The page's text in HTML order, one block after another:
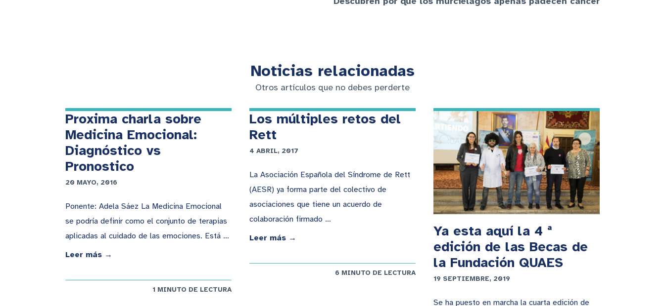
Noticias relacionadas
Otros artículos que no debes perderte
Proxima charla sobre
Medicina Emocional:
Diagnóstico vs
Pronostico
20 MAYO, 2016
Ponente: Adela Sáez La Medicina Emocional
se podría definir como el conjunto de terapias
aplicadas al cuidado de las emociones. Está …
Leer más →
1 MINUTO DE LECTURA
Los múltiples retos del
Rett
4 ABRIL, 2017
La Asociación Española del Síndrome de Rett
(AESR) ya forma parte del colectivo de
asociaciones que tiene un acuerdo de
colaboración firmado …
Leer más →
6 MINUTO DE LECTURA
Ya esta aquí la 4 ª
edición de las Becas de
la Fundación QUAES
19 SEPTIEMBRE, 2019
Se ha puesto en marcha la cuarta edición de